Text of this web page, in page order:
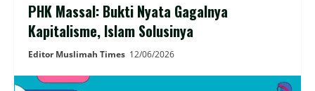
PHK Massal: Bukti Nyata Gagalnya
Kapitalisme, Islam Solusinya
Editor Muslimah Times 12/06/2026